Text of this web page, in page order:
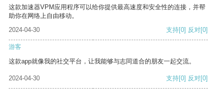
这款加速器VPM应用程序可以给你提供最高速度和安全性的连接，并帮
助你在网络上自由移动。
2024-04-30
支持[0] 反对[0]
游客
这款app就像我的社交平台，让我能够与志同道合的朋友一起交流。
2024-04-30 支持[0] 反对[0]